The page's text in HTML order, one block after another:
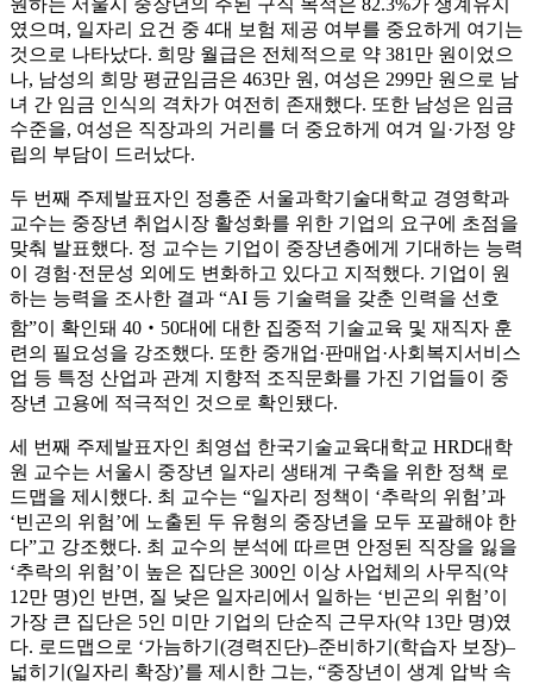
원하는 서울시 중장년의 주된 구직 목적은 82.3%가 생계유지
였으며, 일자리 요건 중 4대 보험 제공 여부를 중요하게 여기는
것으로 나타났다. 희망 월급은 전체적으로 약 381만 원이었으
나, 남성의 희망 평균임금은 463만 원, 여성은 299만 원으로 남
녀 간 임금 인식의 격차가 여전히 존재했다. 또한 남성은 임금
수준을, 여성은 직장과의 거리를 더 중요하게 여겨 일·가정 양
립의 부담이 드러났다.
두 번째 주제발표자인 정흥준 서울과학기술대학교 경영학과
교수는 중장년 취업시장 활성화를 위한 기업의 요구에 초점을
맞춰 발표했다. 정 교수는 기업이 중장년층에게 기대하는 능력
이 경험·전문성 외에도 변화하고 있다고 지적했다. 기업이 원
하는 능력을 조사한 결과 “AI 등 기술력을 갖춘 인력을 선호
함”이 확인돼 40‧50대에 대한 집중적 기술교육 및 재직자 훈
련의 필요성을 강조했다. 또한 중개업·판매업·사회복지서비스
업 등 특정 산업과 관계 지향적 조직문화를 가진 기업들이 중
장년 고용에 적극적인 것으로 확인됐다.
세 번째 주제발표자인 최영섭 한국기술교육대학교 HRD대학
원 교수는 서울시 중장년 일자리 생태계 구축을 위한 정책 로
드맵을 제시했다. 최 교수는 “일자리 정책이 ‘추락의 위험’과
‘빈곤의 위험’에 노출된 두 유형의 중장년을 모두 포괄해야 한
다”고 강조했다. 최 교수의 분석에 따르면 안정된 직장을 잃을
‘추락의 위험’이 높은 집단은 300인 이상 사업체의 사무직(약
12만 명)인 반면, 질 낮은 일자리에서 일하는 ‘빈곤의 위험’이
가장 큰 집단은 5인 미만 기업의 단순직 근무자(약 13만 명)였
다. 로드맵으로 ‘가늠하기(경력진단)–준비하기(학습자 보장)–
넓히기(일자리 확장)’를 제시한 그는, “중장년이 생계 압박 속